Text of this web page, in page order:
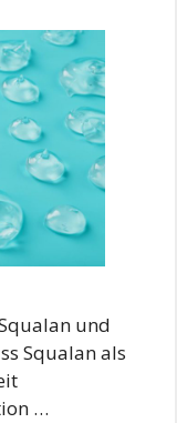
und
Squalan als
…